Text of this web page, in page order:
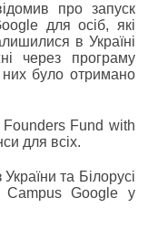
про запуск
для осіб, які
в Україні
через програму
було отримано
Founders Fund with
для всіх.
та Білорусі
Campus Google у